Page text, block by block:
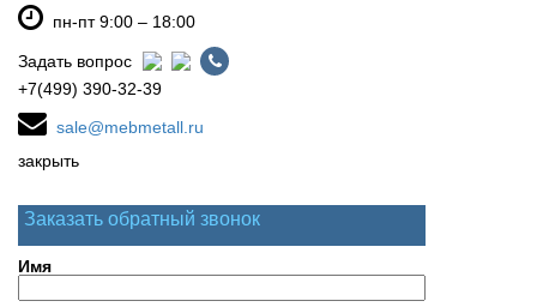
пн-пт 9:00 – 18:00
Задать вопрос
+7(499) 390-32-39
sale@mebmetall.ru
закрыть
Заказать обратный звонок
Имя